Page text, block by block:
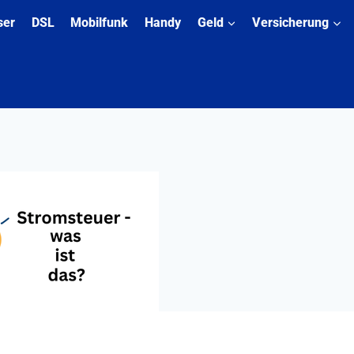
DSL Mobilfunk Handy Geld Versicherung